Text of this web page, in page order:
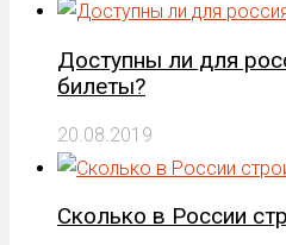
Доступны ли для
билеты?
20.08.2019
Сколько в России